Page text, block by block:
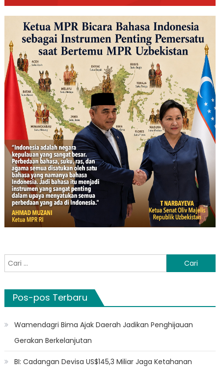
Cari
untuk:
Pos-pos Terbaru
Wamendagri Bima Ajak Daerah Jadikan Penghijauan
Gerakan Berkelanjutan
BI: Cadangan Devisa US$145,3 Miliar Jaga Ketahanan